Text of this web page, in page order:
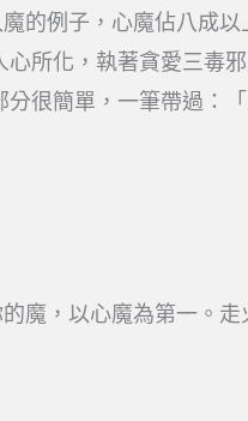
的例子，心魔佔八成
所化，執著貪愛三毒
很簡單，一筆帶過：
魔，以心魔為第一。